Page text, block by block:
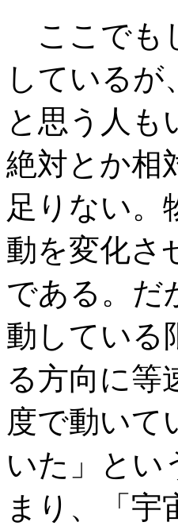
ここでも
している
と思う人も
絶対とか相
足りない。
動を変化さ
である。だ
動している
る方向に等
度で動いて
いた」とい
まり、「宇